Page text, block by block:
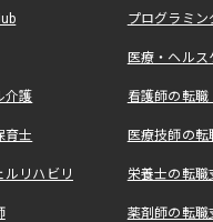
プログラミ
医療・ヘル
介護 看護師の転
育士 医療技師の
ルリハビリ 栄養士の転
薬剤師の転